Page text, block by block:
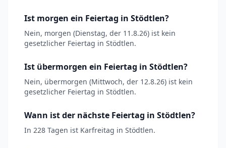
Ist morgen ein Feiertag in Stödtlen?
Nein, morgen (Dienstag, der 11.8.26) ist kein
gesetzlicher Feiertag in Stödtlen.
Ist übermorgen ein Feiertag in Stödtlen?
Nein, übermorgen (Mittwoch, der 12.8.26) ist kein
gesetzlicher Feiertag in Stödtlen.
Wann ist der nächste Feiertag in Stödtlen?
In 228 Tagen ist Karfreitag in Stödtlen.